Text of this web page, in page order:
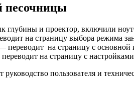
песочницы
глубины и проектор, включили
на страницу выбора режима
на страницу с основной
на страницу с
пользователя и